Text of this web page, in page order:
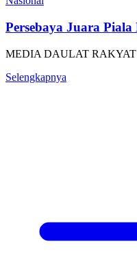
Persebaya Juara
MEDIA DAULAT
Selengkapnya